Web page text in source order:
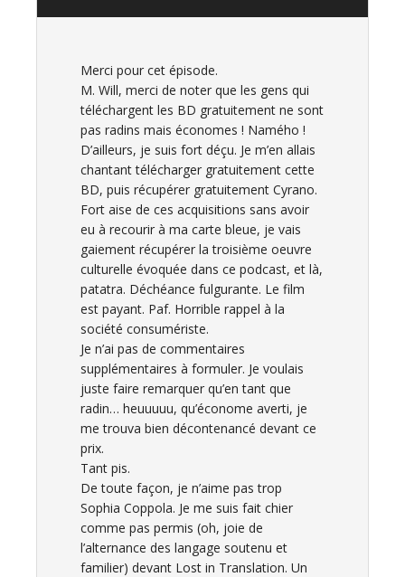
Merci pour cet épisode.
M. Will, merci de noter que les gens qui
téléchargent les BD gratuitement ne sont
pas radins mais économes ! Namého !
D’ailleurs, je suis fort déçu. Je m’en allais
chantant télécharger gratuitement cette
BD, puis récupérer gratuitement Cyrano.
Fort aise de ces acquisitions sans avoir
eu à recourir à ma carte bleue, je vais
gaiement récupérer la troisième oeuvre
culturelle évoquée dans ce podcast, et là,
patatra. Déchéance fulgurante. Le film
est payant. Paf. Horrible rappel à la
société consumériste.
Je n’ai pas de commentaires
supplémentaires à formuler. Je voulais
juste faire remarquer qu’en tant que
radin… heuuuuu, qu’économe averti, je
me trouva bien décontenancé devant ce
prix.
Tant pis.
De toute façon, je n’aime pas trop
Sophia Coppola. Je me suis fait chier
comme pas permis (oh, joie de
l’alternance des langage soutenu et
familier) devant Lost in Translation. Un